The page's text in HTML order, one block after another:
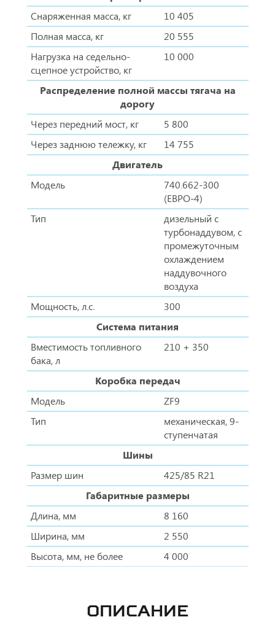
Снаряженная масса, кг
10 405
Полная масса, кг
20 555
Нагрузка на седельно-
сцепное устройство, кг
10 000
Распределение полной массы тягача на
дорогу
Через передний мост, кг
5 800
Через заднюю тележку, кг
14 755
Двигатель
Модель
740.662-300
(ЕВРО-4)
Тип
дизельный с
турбонаддувом, с
промежуточным
охлаждением
наддувочного
воздуха
Мощность, л.с.
300
Система питания
Вместимость топливного
бака, л
210 + 350
Коробка передач
Модель
ZF9
Тип
механическая, 9-
ступенчатая
Шины
Размер шин
425/85 R21
Габаритные размеры
Длина, мм
8 160
Ширина, мм
2 550
Высота, мм, не более
4 000
ОПИСАНИЕ